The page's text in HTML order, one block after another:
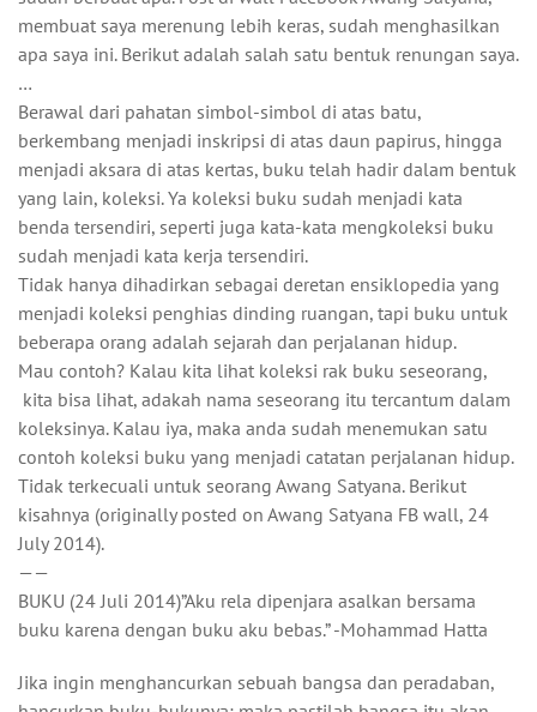
membuat saya merenung lebih keras, sudah menghasilkan
apa saya ini. Berikut adalah salah satu bentuk renungan saya.
…
Berawal dari pahatan simbol-simbol di atas batu,
berkembang menjadi inskripsi di atas daun papirus, hingga
menjadi aksara di atas kertas, buku telah hadir dalam bentuk
yang lain, koleksi. Ya koleksi buku sudah menjadi kata
benda tersendiri, seperti juga kata-kata mengkoleksi buku
sudah menjadi kata kerja tersendiri.
Tidak hanya dihadirkan sebagai deretan ensiklopedia yang
menjadi koleksi penghias dinding ruangan, tapi buku untuk
beberapa orang adalah sejarah dan perjalanan hidup.
Mau contoh? Kalau kita lihat koleksi rak buku seseorang,
kita bisa lihat, adakah nama seseorang itu tercantum dalam
koleksinya. Kalau iya, maka anda sudah menemukan satu
contoh koleksi buku yang menjadi catatan perjalanan hidup.
Tidak terkecuali untuk seorang Awang Satyana. Berikut
kisahnya (originally posted on Awang Satyana FB wall, 24
July 2014).
——
BUKU (24 Juli 2014)”Aku rela dipenjara asalkan bersama
buku karena dengan buku aku bebas.” -Mohammad Hatta
Jika ingin menghancurkan sebuah bangsa dan peradaban,